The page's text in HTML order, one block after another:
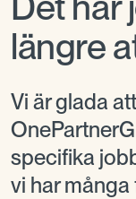
längre
Vi är glada
specifika
vi har